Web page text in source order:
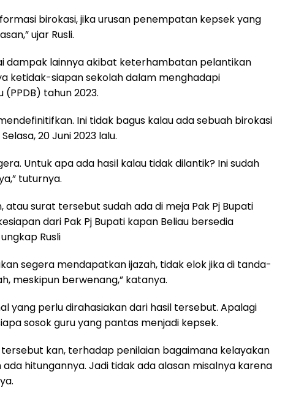
birokasi, jika urusan penempatan kepsek yang
ujar Rusli.
dampak lainnya akibat keterhambatan pelantikan
ketidak-siapan sekolah dalam menghadapi
(PPDB) tahun 2023.
Ini tidak bagus kalau ada sebuah birokasi
20 Juni 2023 lalu.
Untuk apa ada hasil kalau tidak dilantik? Ini sudah
tuturnya.
atau surat tersebut sudah ada di meja Pak Pj Bupati
dari Pak Pj Bupati kapan Beliau bersedia
Rusli
segera mendapatkan ijazah, tidak elok jika di tanda-
meskipun berwenang,” katanya.
yang perlu dirahasiakan dari hasil tersebut. Apalagi
sosok guru yang pantas menjadi kepsek.
kan, terhadap penilaian bagaimana kelayakan
hitungannya. Jadi tidak ada alasan misalnya karena